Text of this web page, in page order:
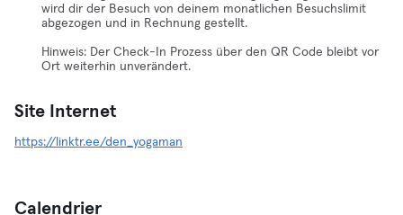
wird dir der Besuch von deinem monatlichen Besuchslimit
abgezogen und in Rechnung gestellt.
Hinweis: Der Check-In Prozess über den QR Code bleibt vor
Ort weiterhin unverändert.
Site Internet
https://linktr.ee/den_yogaman
Calendrier